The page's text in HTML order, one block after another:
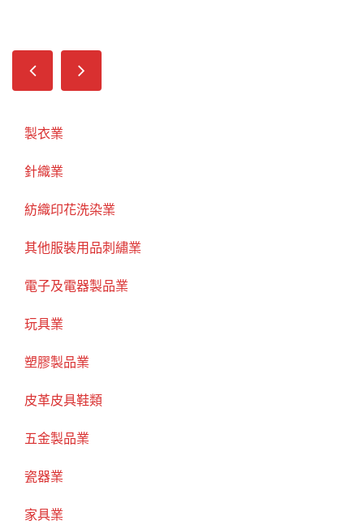
製衣業
針織業
紡織印花洗染業
其他服裝用品刺繡業
電子及電器製品業
玩具業
塑膠製品業
皮革皮具鞋類
五金製品業
瓷器業
家具業